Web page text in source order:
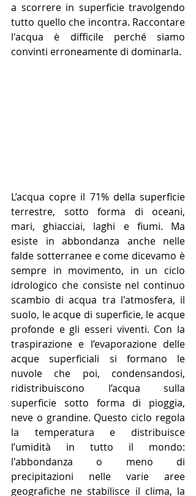
a scorrere in superficie travolgendo
tutto quello che incontra. Raccontare
l'acqua è difficile perché siamo
convinti erroneamente di dominarla.
L’acqua copre il 71% della superficie
terrestre, sotto forma di oceani,
mari, ghiacciai, laghi e fiumi. Ma
esiste in abbondanza anche nelle
falde sotterranee e come dicevamo è
sempre in movimento, in un ciclo
idrologico che consiste nel continuo
scambio di acqua tra l'atmosfera, il
suolo, le acque di superficie, le acque
profonde e gli esseri viventi. Con la
traspirazione e l’evaporazione delle
acque superficiali si formano le
nuvole che poi, condensandosi,
ridistribuiscono l’acqua sulla
superficie sotto forma di pioggia,
neve o grandine. Questo ciclo regola
la temperatura e distribuisce
l’umidità in tutto il mondo:
l'abbondanza o meno di
precipitazioni nelle varie aree
geografiche ne stabilisce il clima, la